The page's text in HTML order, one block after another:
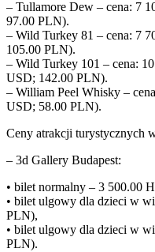
– Tullamore Dew – cena: 7
97.00 PLN).
– Wild Turkey 81 – cena: 7
105.00 PLN).
– Wild Turkey 101 – cena:
USD; 142.00 PLN).
– William Peel Whisky –
USD; 58.00 PLN).
Ceny atrakcji turystycznych
– 3d Gallery Budapest:
• bilet normalny – 3 500.00
• bilet ulgowy dla dzieci w
PLN),
• bilet ulgowy dla dzieci w
PLN).